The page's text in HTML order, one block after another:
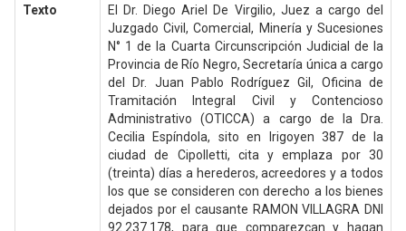
Texto
El Dr. Diego Ariel De Virgilio, Juez a cargo del
Juzgado Civil, Comercial, Minería y Sucesiones
N° 1 de la Cuarta Circunscripción Judicial de la
Provincia de Río Negro, Secretaría única a cargo
del Dr. Juan Pablo Rodríguez Gil, Oficina de
Tramitación Integral Civil y Contencioso
Administrativo (OTICCA) a cargo de la Dra.
Cecilia Espíndola, sito en Irigoyen 387 de la
ciudad de Cipolletti, cita y emplaza por 30
(treinta) días a herederos, acreedores y a todos
los que se consideren con derecho a los bienes
dejados por el causante RAMON VILLAGRA DNI
92.237.178, para que comparezcan y hagan